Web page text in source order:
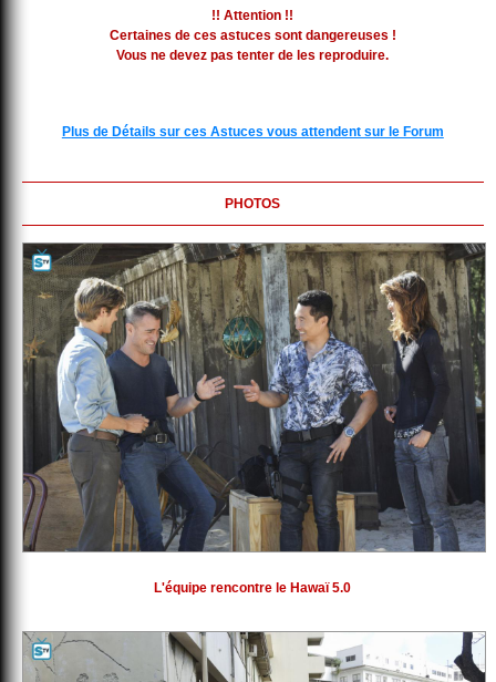
!! Attention !!
Certaines de ces astuces sont dangereuses !
Vous ne devez pas tenter de les reproduire.
Plus de Détails sur ces Astuces vous attendent sur le Forum
PHOTOS
L'équipe rencontre le Hawaï 5.0